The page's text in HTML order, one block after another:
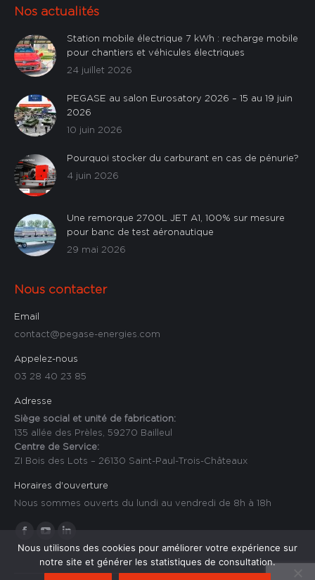
Nos actualités
Station mobile électrique 7 kWh : recharge mobile
pour chantiers et véhicules électriques
24 juillet 2026
PEGASE au salon Eurosatory 2026 – 15 au 19 juin
2026
10 juin 2026
Pourquoi stocker du carburant en cas de pénurie?
4 juin 2026
Une remorque 2700L JET A1, 100% sur mesure
pour banc de test aéronautique
29 mai 2026
Nous contacter
Email
contact@pegase-energies.com
Appelez-nous
03 28 40 23 85
Adresse
Siège social et unité de fabrication:
135 allée des Prèles, 59270 Bailleul
Centre de Service:
ZI Bois des Lots – 26130 Saint-Paul-Trois-Châteaux
Horaires d'ouverture
Nous sommes ouverts du lundi au vendredi de 8h à 18h
Trouvez nous sur :
Facebook
page
YouTube
page
LinkedIn
Nous utilisons des cookies pour améliorer votre expérience sur
notre site et générer les statistiques de consultation.